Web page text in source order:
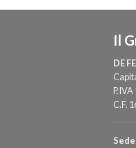
Il
DE
C.F.